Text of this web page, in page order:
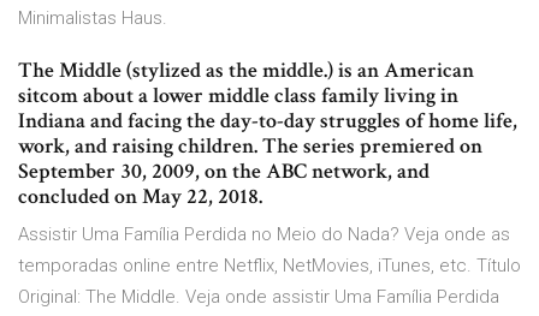
Minimalistas Haus.
The Middle (stylized as the middle.) is an American
sitcom about a lower middle class family living in
Indiana and facing the day-to-day struggles of home life,
work, and raising children. The series premiered on
September 30, 2009, on the ABC network, and
concluded on May 22, 2018.
Assistir Uma Família Perdida no Meio do Nada? Veja onde as
temporadas online entre Netflix, NetMovies, iTunes, etc. Título
Original: The Middle. Veja onde assistir Uma Família Perdida